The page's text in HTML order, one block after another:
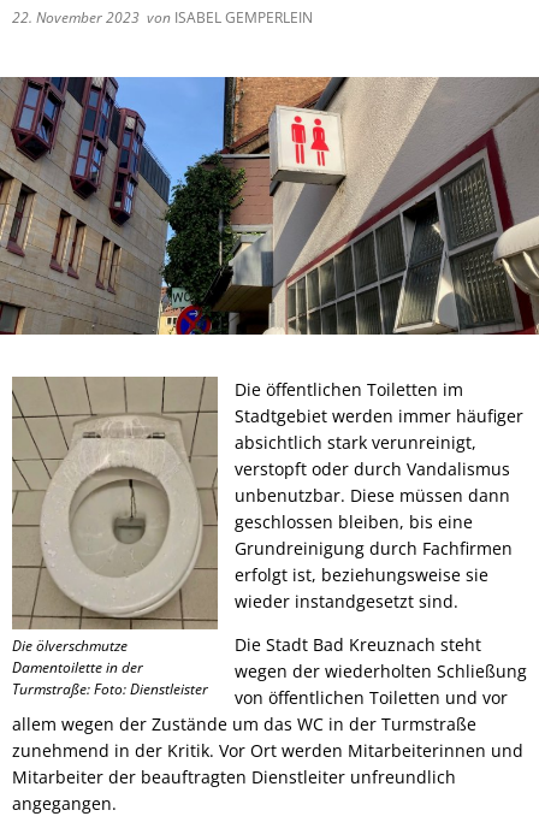
22. November 2023 von ISABEL GEMPERLEIN
Die ölverschmutze
Damentoilette in der
Turmstraße: Foto: Dienstleister
Die öffentlichen Toiletten im
Stadtgebiet werden immer häufiger
absichtlich stark verunreinigt,
verstopft oder durch Vandalismus
unbenutzbar. Diese müssen dann
geschlossen bleiben, bis eine
Grundreinigung durch Fachfirmen
erfolgt ist, beziehungsweise sie
wieder instandgesetzt sind.
Die Stadt Bad Kreuznach steht
wegen der wiederholten Schließung
von öffentlichen Toiletten und vor
allem wegen der Zustände um das WC in der Turmstraße
zunehmend in der Kritik. Vor Ort werden Mitarbeiterinnen und
Mitarbeiter der beauftragten Dienstleiter unfreundlich
angegangen.